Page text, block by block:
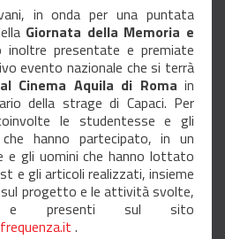
in onda per una puntata
Giornata della Memoria e
inoltre presentate e premiate
evento nazionale che si terrà
Cinema Aquila di Roma in
della strage di Capaci. Per
le studentesse e gli
hanno partecipato, in un
e gli uomini che hanno lottato
e gli articoli realizzati, insieme
progetto e le attività svolte,
e presenti sul sito
.